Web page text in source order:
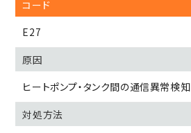
E27
ヒートポンプ・タンク間の通信異常検知